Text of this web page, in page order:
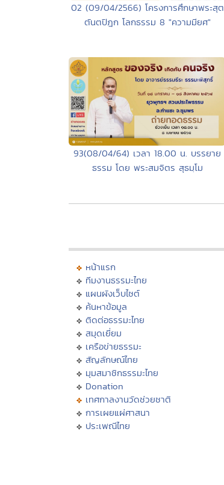
02 (09/04/2566) โครงการศึกษาพระสุต
ตันตปิฎก โลกธรรม 8 "ความมียศ"
93(08/04/64) เวลา 18.00 น. บรรยาย
ธรรม โดย พระสมจิตร สุธมฺโม
หน้าแรก
ทีมงานธรรมะไทย
แผนผังเว็บไซต์
ค้นหาข้อมูล
ติดต่อธรรมะไทย
สมุดเยี่ยม
เครือข่ายธรรมะ
สัญลักษณ์ไทย
มุมสมาชิกธรรมะไทย
Donation
เทศกาลงานวัดช่วยชาติ
การเผยแผ่ศาสนา
ประเพณีไทย